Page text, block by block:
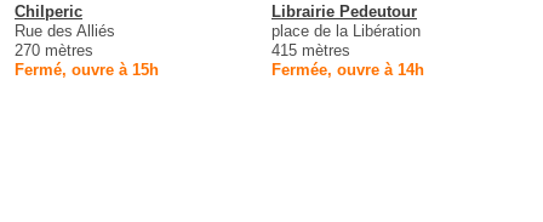
Chilperic
Rue des Alliés
270 mètres
Fermé, ouvre à 15h
Librairie Pedeutour
place de la Libération
415 mètres
Fermée, ouvre à 14h